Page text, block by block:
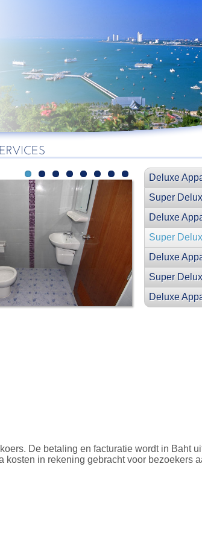
Deluxe
Super
Deluxe
Super
Deluxe
Super
Deluxe
1 2 3 4 5 6 7 8
De betaling en facturatie wordt in Baht
in rekening gebracht voor bezoekers